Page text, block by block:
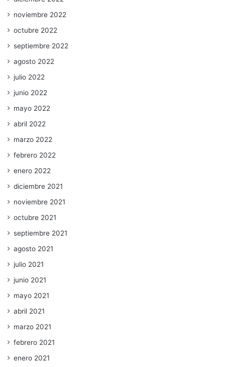
noviembre 2022
octubre 2022
septiembre 2022
agosto 2022
julio 2022
junio 2022
mayo 2022
abril 2022
marzo 2022
febrero 2022
enero 2022
diciembre 2021
noviembre 2021
octubre 2021
septiembre 2021
agosto 2021
julio 2021
junio 2021
mayo 2021
abril 2021
marzo 2021
febrero 2021
enero 2021